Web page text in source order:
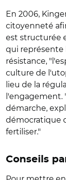
En 2006,
citoyenneté
est structurée
qui représente
résistance,
culture de
lieu de la
l'engagement.
démarche,
démocratique
fertiliser."
Conseils